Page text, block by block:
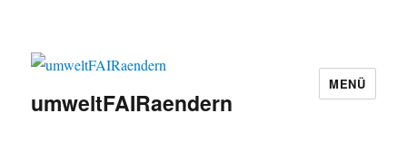
umweltFAIRaendern
MENÜ